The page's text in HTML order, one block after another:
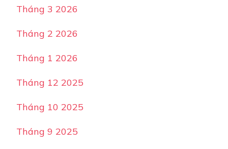
Tháng 3 2026
Tháng 2 2026
Tháng 1 2026
Tháng 12 2025
Tháng 10 2025
Tháng 9 2025